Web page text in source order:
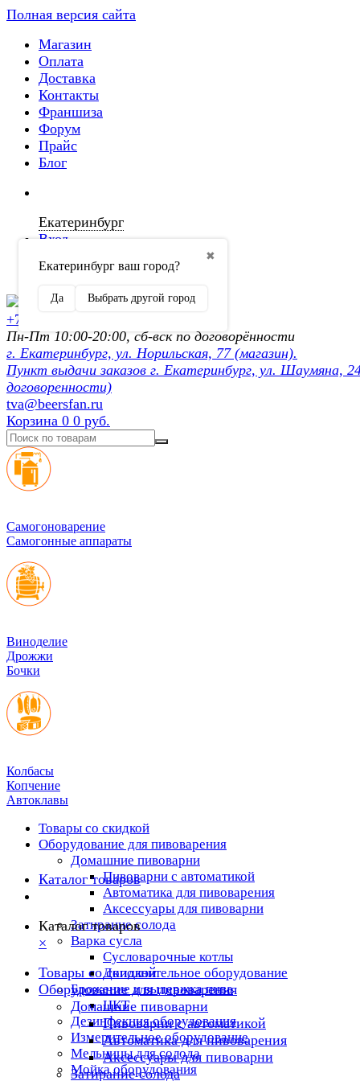
Полная версия сайта
Магазин
Оплата
Доставка
Контакты
Франшиза
Форум
Прайс
Блог
Екатеринбург
✖
Екатеринбург ваш город?
Да Выбрать другой город
Вход
Регистрация
+7 (902) 872-54-70
Пн-Пт 10:00-20:00, сб-вск по договорённости
г. Екатеринбург, ул. Норильская, 77 (магазин).
Пункт выдачи заказов г. Екатеринбург, ул. Шаумяна,
договоренности)
tva@beersfan.ru
Корзина 0 0 руб.
Cамогоноварение
Самогонные аппараты
Виноделие
Дрожжи
Бочки
Колбасы
Копчение
Автоклавы
Товары со скидкой
Оборудование для пивоварения
Домашние пивоварни
Пивоварни с автоматикой
Автоматика для пивоварения
Аксессуары для пивоварни
Затирание солода
Варка сусла
Cусловарочные котлы
Дополнительное оборудование
Брожение и выдержка пива
ЦКТ
Дезинфекция оборудования
Измерительное оборудование
Мельницы для солода
Мойка оборудования
Каталог товаров
Каталог товаров
×
Товары со скидкой
Оборудование для пивоварения
Домашние пивоварни
Пивоварни с автоматикой
Автоматика для пивоварения
Аксессуары для пивоварни
Затирание солода